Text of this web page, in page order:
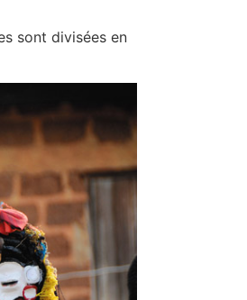
sont divisées en